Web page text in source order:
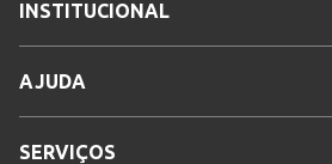
INSTITUCIONAL
AJUDA
SERVIÇOS